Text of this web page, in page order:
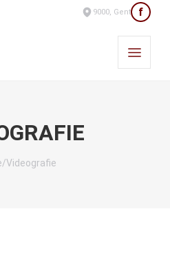
9000, Gent f
/Videografie